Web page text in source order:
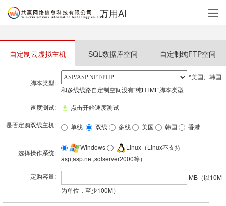
万用AI
自定制云虚拟主机 SQL数据库空间 自定制纯FTP空间
脚本类型:
*美国、韩国
和多线线路自定制空间没有“纯HTML”脚本类型
速度测试: 点击开始速度测试
是否定购双线主机: 单线 双线 多线 美国 韩国 香港
选择操作系统:
Windows
Linux（Linux不支持
asp,asp.net,sqlserver2000等）
定购容量:
MB（以10M
为单位，至少100M）